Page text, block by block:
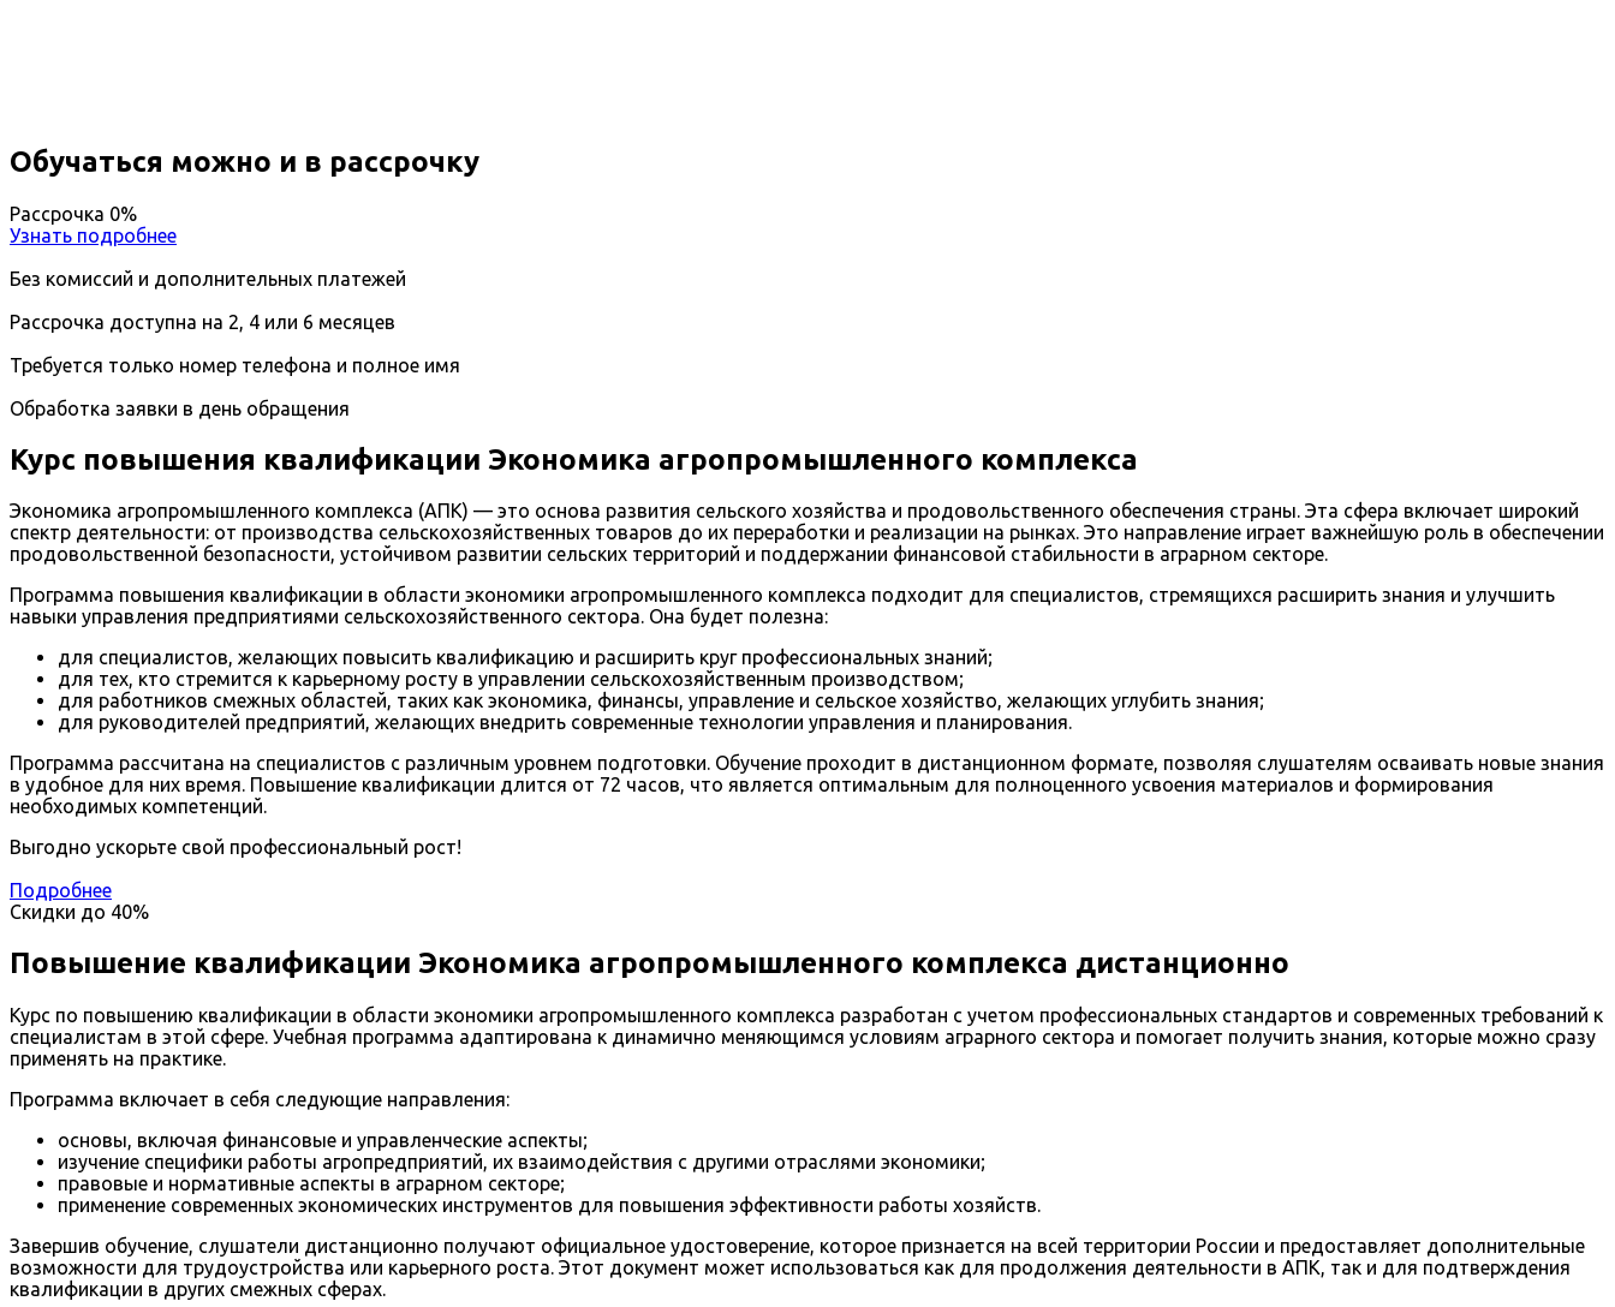
Обучаться можно и в рассрочку
Рассрочка 0%
Узнать подробнее
Без комиссий и дополнительных платежей
Рассрочка доступна на 2, 4 или 6 месяцев
Требуется только номер телефона и полное имя
Обработка заявки в день обращения
Курс повышения квалификации Экономика агропромышленного комплекса
Экономика агропромышленного комплекса (АПК) — это основа развития сельского хозяйства и продовольственного обеспечения страны. Эта сфера включает широкий
спектр деятельности: от производства сельскохозяйственных товаров до их переработки и реализации на рынках. Это направление играет важнейшую роль в обеспечении
продовольственной безопасности, устойчивом развитии сельских территорий и поддержании финансовой стабильности в аграрном секторе.
Программа повышения квалификации в области экономики агропромышленного комплекса подходит для специалистов, стремящихся расширить знания и улучшить
навыки управления предприятиями сельскохозяйственного сектора. Она будет полезна:
для специалистов, желающих повысить квалификацию и расширить круг профессиональных знаний;
для тех, кто стремится к карьерному росту в управлении сельскохозяйственным производством;
для работников смежных областей, таких как экономика, финансы, управление и сельское хозяйство, желающих углубить знания;
для руководителей предприятий, желающих внедрить современные технологии управления и планирования.
Программа рассчитана на специалистов с различным уровнем подготовки. Обучение проходит в дистанционном формате, позволяя слушателям осваивать новые знания
в удобное для них время. Повышение квалификации длится от 72 часов, что является оптимальным для полноценного усвоения материалов и формирования
необходимых компетенций.
Выгодно ускорьте свой профессиональный рост!
Подробнее
Скидки до 40%
Повышение квалификации Экономика агропромышленного комплекса дистанционно
Курс по повышению квалификации в области экономики агропромышленного комплекса разработан с учетом профессиональных стандартов и современных требований к
специалистам в этой сфере. Учебная программа адаптирована к динамично меняющимся условиям аграрного сектора и помогает получить знания, которые можно сразу
применять на практике.
Программа включает в себя следующие направления:
основы, включая финансовые и управленческие аспекты;
изучение специфики работы агропредприятий, их взаимодействия с другими отраслями экономики;
правовые и нормативные аспекты в аграрном секторе;
применение современных экономических инструментов для повышения эффективности работы хозяйств.
Завершив обучение, слушатели дистанционно получают официальное удостоверение, которое признается на всей территории России и предоставляет дополнительные
возможности для трудоустройства или карьерного роста. Этот документ может использоваться как для продолжения деятельности в АПК, так и для подтверждения
квалификации в других смежных сферах.